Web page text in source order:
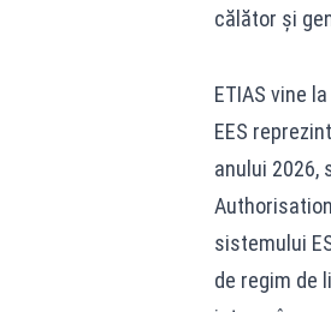
călător și
ETIAS vine
EES
anului 2026,
sistemului
de regim de